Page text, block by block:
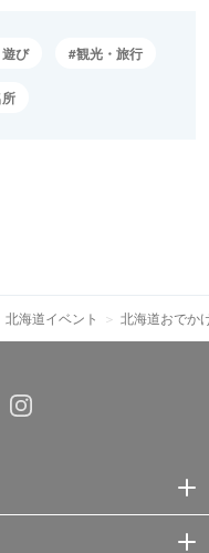
び 観光・旅行
北海道イベント 北海道おでか